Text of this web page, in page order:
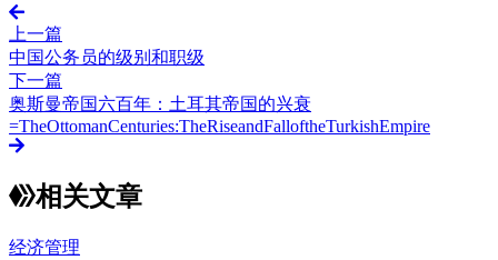
上一篇
中国公务员的级别和职级
下一篇
奥斯曼帝国六百年：土耳其帝国的兴衰
=TheOttomanCenturies:TheRiseandFalloftheTurkishEmpire
相关文章
经济管理